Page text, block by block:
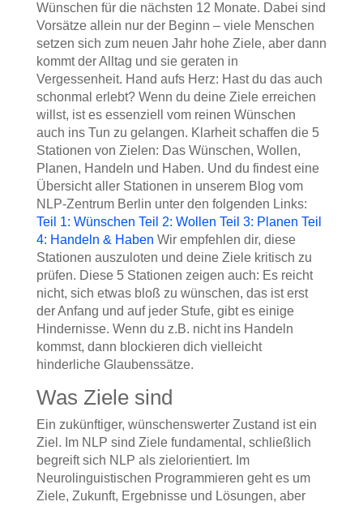
Wünschen für die nächsten 12 Monate. Dabei sind
Vorsätze allein nur der Beginn – viele Menschen
setzen sich zum neuen Jahr hohe Ziele, aber dann
kommt der Alltag und sie geraten in
Vergessenheit. Hand aufs Herz: Hast du das auch
schonmal erlebt? Wenn du deine Ziele erreichen
willst, ist es essenziell vom reinen Wünschen
auch ins Tun zu gelangen. Klarheit schaffen die 5
Stationen von Zielen: Das Wünschen, Wollen,
Planen, Handeln und Haben. Und du findest eine
Übersicht aller Stationen in unserem Blog vom
NLP-Zentrum Berlin unter den folgenden Links:
Teil 1: Wünschen Teil 2: Wollen Teil 3: Planen Teil
4: Handeln & Haben Wir empfehlen dir, diese
Stationen auszuloten und deine Ziele kritisch zu
prüfen. Diese 5 Stationen zeigen auch: Es reicht
nicht, sich etwas bloß zu wünschen, das ist erst
der Anfang und auf jeder Stufe, gibt es einige
Hindernisse. Wenn du z.B. nicht ins Handeln
kommst, dann blockieren dich vielleicht
hinderliche Glaubenssätze.
Was Ziele sind
Ein zukünftiger, wünschenswerter Zustand ist ein
Ziel. Im NLP sind Ziele fundamental, schließlich
begreift sich NLP als zielorientiert. Im
Neurolinguistischen Programmieren geht es um
Ziele, Zukunft, Ergebnisse und Lösungen, aber